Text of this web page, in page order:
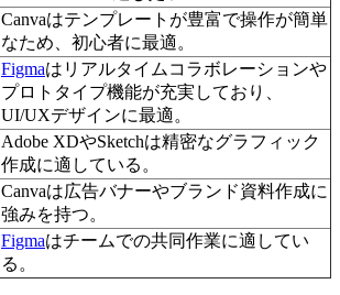
Canvaはテンプレートが豊富で操作が簡単
なため、初心者に最適。
Figmaはリアルタイムコラボレーションや
プロトタイプ機能が充実しており、
UI/UXデザインに最適。
Adobe XDやSketchは精密なグラフィック
作成に適している。
Canvaは広告バナーやブランド資料作成に
強みを持つ。
Figmaはチームでの共同作業に適してい
る。